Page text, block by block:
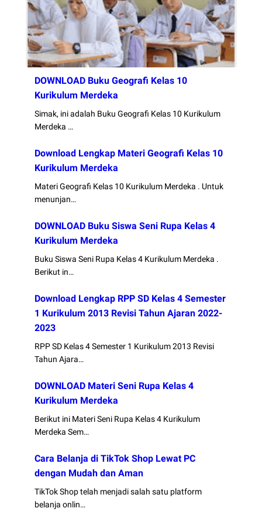
DOWNLOAD Buku Geografi Kelas 10
Kurikulum Merdeka
Simak, ini adalah Buku Geografi Kelas 10 Kurikulum
Merdeka …
Download Lengkap Materi Geografi Kelas 10
Kurikulum Merdeka
Materi Geografi Kelas 10 Kurikulum Merdeka . Untuk
menunjan…
DOWNLOAD Buku Siswa Seni Rupa Kelas 4
Kurikulum Merdeka
Buku Siswa Seni Rupa Kelas 4 Kurikulum Merdeka .
Berikut in…
Download Lengkap RPP SD Kelas 4 Semester
1 Kurikulum 2013 Revisi Tahun Ajaran 2022-
2023
RPP SD Kelas 4 Semester 1 Kurikulum 2013 Revisi
Tahun Ajara…
DOWNLOAD Materi Seni Rupa Kelas 4
Kurikulum Merdeka
Berikut ini Materi Seni Rupa Kelas 4 Kurikulum
Merdeka Sem…
Cara Belanja di TikTok Shop Lewat PC
dengan Mudah dan Aman
TikTok Shop telah menjadi salah satu platform
belanja onlin…